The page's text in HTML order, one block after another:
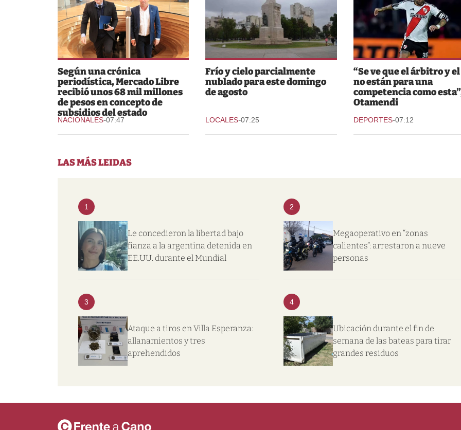
Según una crónica
periodística, Mercado Libre
recibió unos 68 mil millones
de pesos en concepto de
subsidios del estado
NACIONALES-07:47
Frío y cielo parcialmente
nublado para este domingo
de agosto
LOCALES-07:25
“Se ve que el árbitro y el
no están para una
competencia como
Otamendi
DEPORTES-07:12
LAS MÁS LEIDAS
1
Le concedieron la libertad bajo
fianza a la argentina detenida en
EE.UU. durante el Mundial
2
Megaoperativo en “zonas
calientes”: arrestaron a nueve
personas
3
Ataque a tiros en Villa Esperanza:
allanamientos y tres
aprehendidos
4
Ubicación durante el fin de
semana de las bateas para tirar
grandes residuos